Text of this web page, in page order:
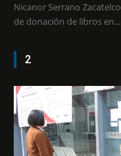
Nicanor Serrano Zacatelco, Tlax. Concluyó con gran éxito la campaña
de donación de libros en...
2